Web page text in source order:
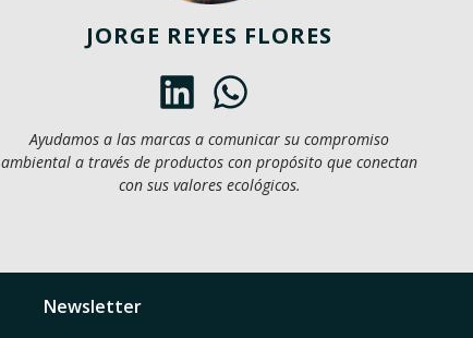
JORGE REYES FLORES
Ayudamos a las marcas a comunicar su compromiso
ambiental a través de productos con propósito que conectan
con sus valores ecológicos.
Newsletter